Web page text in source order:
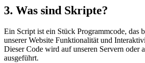
3. Was sind Skripte?
Ein Script ist ein Stück Programmcode, das
unserer Website Funktionalität und
Dieser Code wird auf unseren Servern oder
ausgeführt.